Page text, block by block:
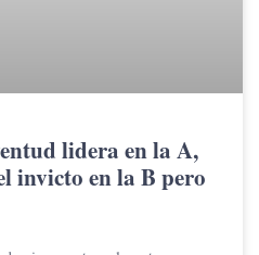
lidera en la A,
invicto en la B pero